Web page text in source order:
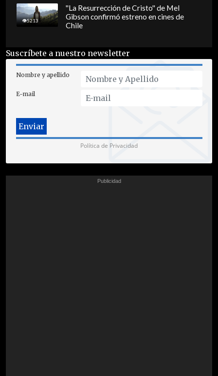
5213
"La Resurrección de Cristo" de Mel
Gibson confirmó estreno en cines de
Chile
Suscríbete a nuestro newsletter
Nombre y apellido
E-mail
Política de Privacidad